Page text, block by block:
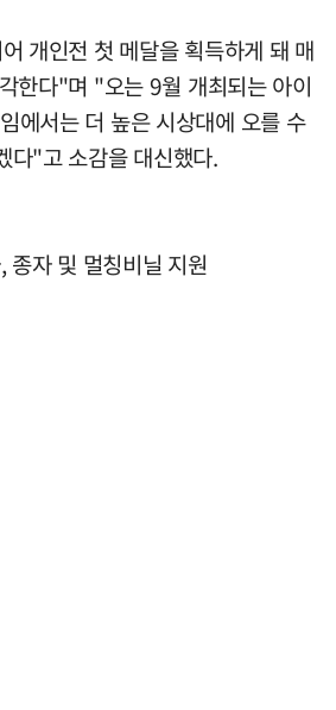
개인전 첫 메달을 획득하게 돼 매
한다"며 "오는 9월 개최되는 아이
에서는 더 높은 시상대에 오를 수
다"고 소감을 대신했다.
자 및 멀칭비닐 지원